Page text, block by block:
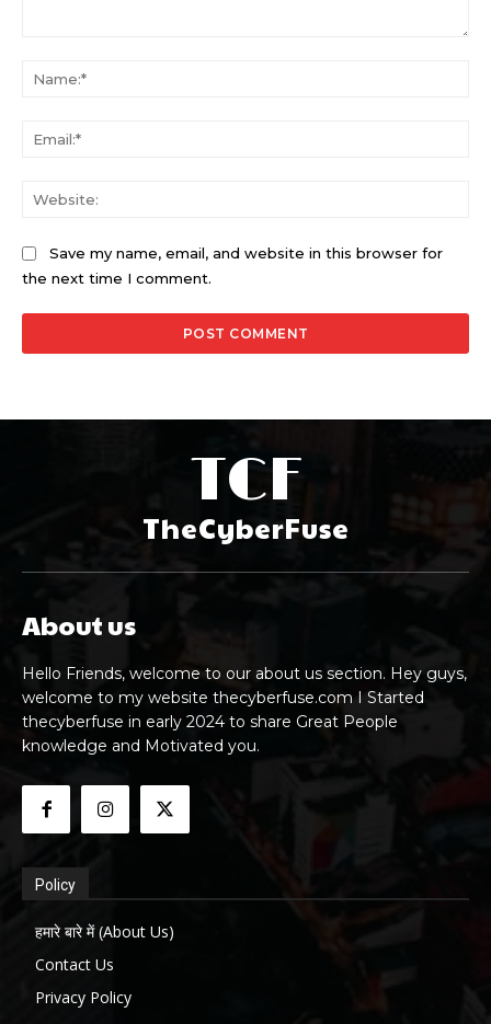
Save my name, email, and website in this browser for
the next time I comment.
TCF
TheCyberFuse
About us
Hello Friends, welcome to our about us section. Hey guys,
welcome to my website thecyberfuse.com I Started
thecyberfuse in early 2024 to share Great People
knowledge and Motivated you.
Policy
हमारे बारे में (About Us)
Contact Us
Privacy Policy